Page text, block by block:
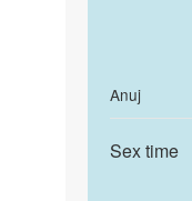
AnujIn
reply
to
Sex
Sex time